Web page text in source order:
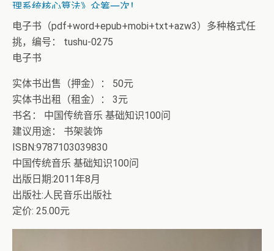
理系统核心算法》众筹一次！
电子书（pdf+word+epub+mobi+txt+azw3）多种格式任
挑，编号： tushu-0275
电子书
实体书出售（押金）： 50元
实体书出租（租金）： 3元
书名： 中国传统音乐 基础知识100问
建议用途： 书架装饰
ISBN:9787103039830
中国传统音乐 基础知识100问
出版日期:2011年8月
出版社:人民音乐出版社
定价: 25.00元